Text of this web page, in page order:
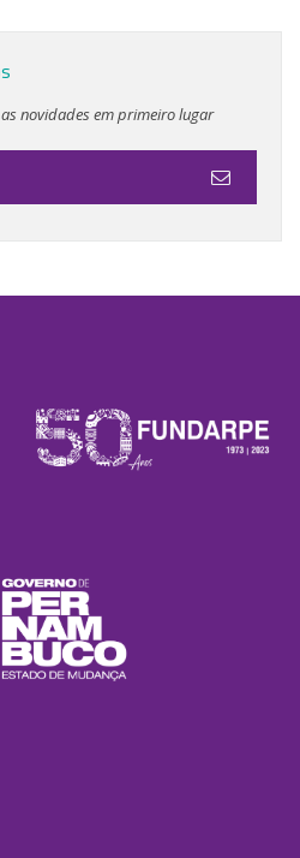
novidades em primeiro lugar